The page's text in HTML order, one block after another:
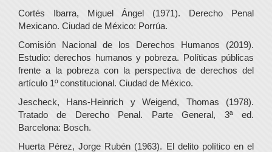
Cortés Ibarra, Miguel Ángel (1971). Derecho Penal
Mexicano. Ciudad de México: Porrúa.
Comisión Nacional de los Derechos Humanos (2019).
Estudio: derechos humanos y pobreza. Políticas públicas
frente a la pobreza con la perspectiva de derechos del
artículo 1º constitucional. Ciudad de México.
Jescheck, Hans-Heinrich y Weigend, Thomas (1978).
Tratado de Derecho Penal. Parte General, 3ª ed.
Barcelona: Bosch.
Huerta Pérez, Jorge Rubén (1963). El delito político en el